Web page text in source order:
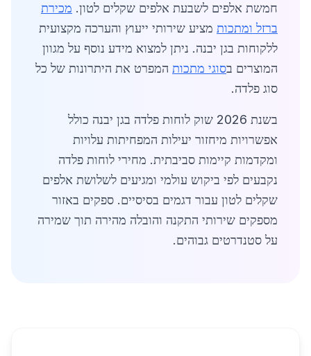
חמשת אלפים לשבעת אלפים שקלים לטון. מכירת
ברזל ומתכות מציע שירותי ייעוץ והערכה מקצועית
ללקוחות בגן יבנה. ניתן למצוא מידע נוסף על מגוון
המוצרים בסוגי מתכות המפרט את היתרונות של כל
סוג פלדה.
בשנת 2026 שוק לוחות פלדה בגן יבנה כולל
אפשרויות מיחזור יעילות המפחיתות עלויות
ומקדמות קיימות סביבתית. מחירי לוחות פלדה
נקבעים לפי ביקוש עולמי ומגיעים לשלושת אלפים
שקלים לטון עבור דגמים בסיסיים. ספקים באזור
מספקים שירותי התקנה והובלה מהירה תוך שמירה
על סטנדרטים גבוהים.